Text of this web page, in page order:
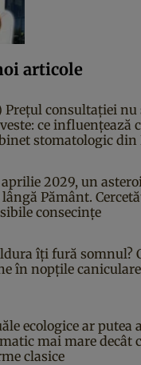
articole
Prețul consultației
ce influențează
stomatologic din
2029, un
lângă Pământ.
consecințe
îți fură somnul?
în nopțile caniculare
ecologice ar putea
mai mare decât
clasice